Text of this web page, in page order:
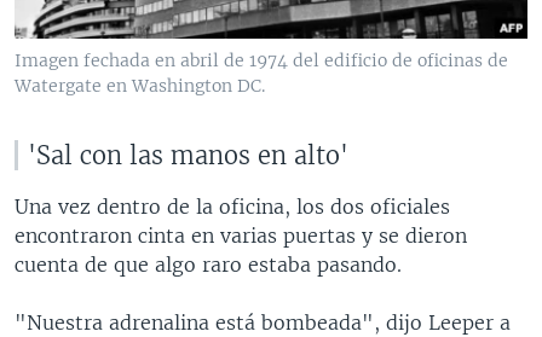
Imagen fechada en abril de 1974 del edificio de oficinas de
Watergate en Washington DC.
'Sal con las manos en alto'
Una vez dentro de la oficina, los dos oficiales
encontraron cinta en varias puertas y se dieron
cuenta de que algo raro estaba pasando.
"Nuestra adrenalina está bombeada", dijo Leeper a